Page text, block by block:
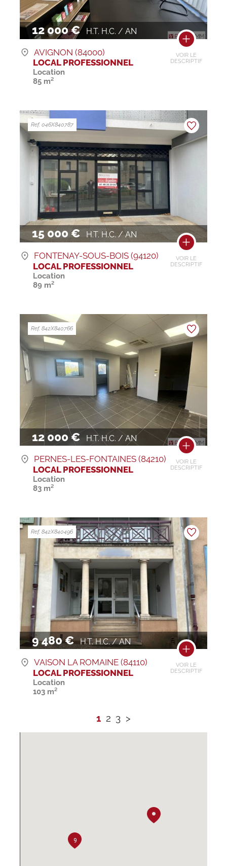
12 000 € H.T. H.C. / AN
VOIR LE
DESCRIPTIF
AVIGNON (84000)
LOCAL PROFESSIONNEL
Location
85 m²
15 000 € H.T. H.C. / AN
VOIR LE
DESCRIPTIF
Ref. 046X840787
FONTENAY-SOUS-BOIS (94120)
LOCAL PROFESSIONNEL
Location
89 m²
12 000 € H.T. H.C. / AN
VOIR LE
DESCRIPTIF
Ref. 842X840766
PERNES-LES-FONTAINES (84210)
LOCAL PROFESSIONNEL
Location
83 m²
9 480 € H.T. H.C. / AN
VOIR LE
DESCRIPTIF
Ref. 842X840496
VAISON LA ROMAINE (84110)
LOCAL PROFESSIONNEL
Location
103 m²
1 2 3 >
9